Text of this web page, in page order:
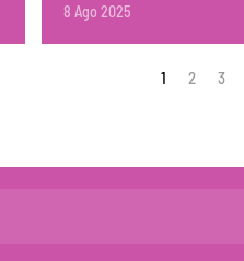
8 Ago 2025
1 2 3